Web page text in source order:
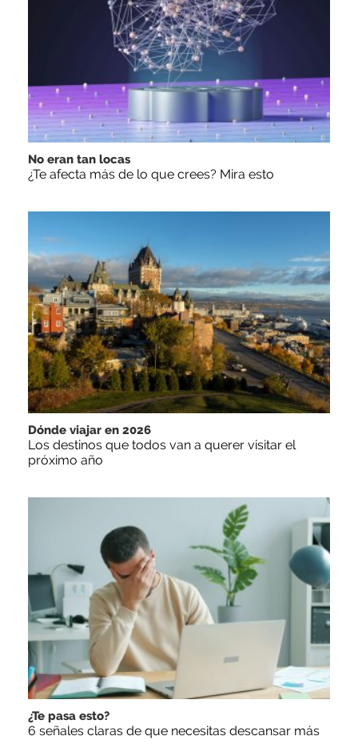
No eran tan locas
¿Te afecta más de lo que crees? Mira esto
Dónde viajar en 2026
Los destinos que todos van a querer visitar el
próximo año
¿Te pasa esto?
6 señales claras de que necesitas descansar más